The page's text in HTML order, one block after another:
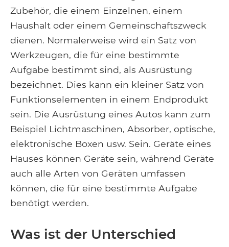
Zubehör, die einem Einzelnen, einem
Haushalt oder einem Gemeinschaftszweck
dienen. Normalerweise wird ein Satz von
Werkzeugen, die für eine bestimmte
Aufgabe bestimmt sind, als Ausrüstung
bezeichnet. Dies kann ein kleiner Satz von
Funktionselementen in einem Endprodukt
sein. Die Ausrüstung eines Autos kann zum
Beispiel Lichtmaschinen, Absorber, optische,
elektronische Boxen usw. Sein. Geräte eines
Hauses können Geräte sein, während Geräte
auch alle Arten von Geräten umfassen
können, die für eine bestimmte Aufgabe
benötigt werden.
Was ist der Unterschied